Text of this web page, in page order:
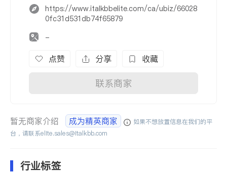
https://www.italkbbelite.com/ca/ubiz/66028
0fc31d531db74f65879
-
点赞 分享 收藏
联系商家
暂无商家介绍 成为精英商家
如果不想放置信息在我们的平
台，请联系elite.sales@italkbb.com
行业标签